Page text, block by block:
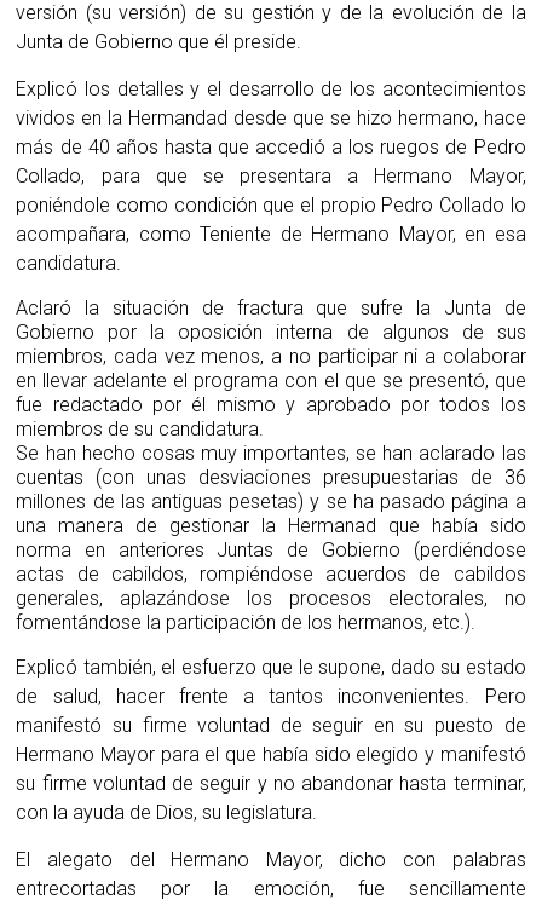
versión (su versión) de su gestión y de la evolución de la
Junta de Gobierno que él preside.
Explicó los detalles y el desarrollo de los acontecimientos
vividos en la Hermandad desde que se hizo hermano, hace
más de 40 años hasta que accedió a los ruegos de Pedro
Collado, para que se presentara a Hermano Mayor,
poniéndole como condición que el propio Pedro Collado lo
acompañara, como Teniente de Hermano Mayor, en esa
candidatura.
Aclaró la situación de fractura que sufre la Junta de
Gobierno por la oposición interna de algunos de sus
miembros, cada vez menos, a no participar ni a colaborar
en llevar adelante el programa con el que se presentó, que
fue redactado por él mismo y aprobado por todos los
miembros de su candidatura.
Se han hecho cosas muy importantes, se han aclarado las
cuentas (con unas desviaciones presupuestarias de 36
millones de las antiguas pesetas) y se ha pasado página a
una manera de gestionar la Hermanad que había sido
norma en anteriores Juntas de Gobierno (perdiéndose
actas de cabildos, rompiéndose acuerdos de cabildos
generales, aplazándose los procesos electorales, no
fomentándose la participación de los hermanos, etc.).
Explicó también, el esfuerzo que le supone, dado su estado
de salud, hacer frente a tantos inconvenientes. Pero
manifestó su firme voluntad de seguir en su puesto de
Hermano Mayor para el que había sido elegido y manifestó
su firme voluntad de seguir y no abandonar hasta terminar,
con la ayuda de Dios, su legislatura.
El alegato del Hermano Mayor, dicho con palabras
entrecortadas por la emoción, fue sencillamente